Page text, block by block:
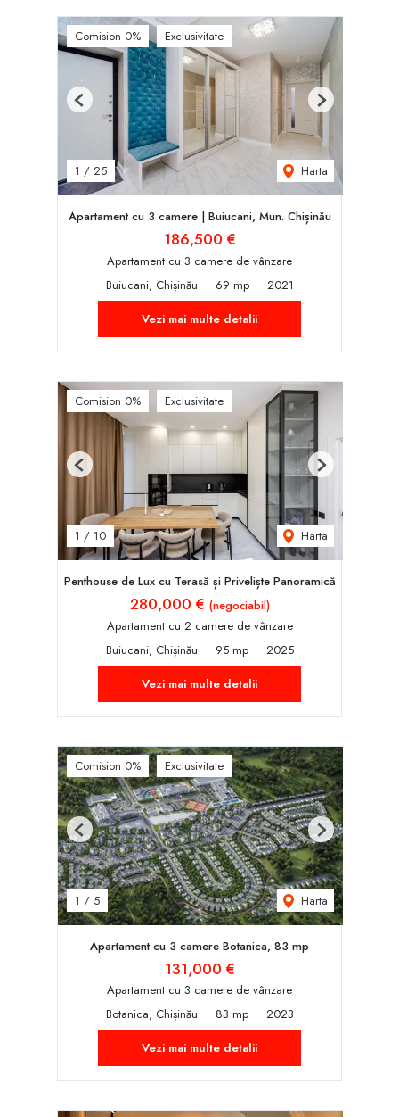
Comision 0% Exclusivitate
1 / 25 Harta
Previous Next
Apartament cu 3 camere | Buiucani, Mun. Chișinău
186,500 €
Apartament cu 3 camere de vânzare
Buiucani, Chișinău
69 mp
2021
Vezi mai multe detalii
Comision 0% Exclusivitate
1 / 10 Harta
Previous Next
Penthouse de Lux cu Terasă și Priveliște Panoramică
280,000 € (negociabil)
Apartament cu 2 camere de vânzare
Buiucani, Chișinău
95 mp
2025
Vezi mai multe detalii
Comision 0% Exclusivitate
1 / 5 Harta
Previous Next
Apartament cu 3 camere Botanica, 83 mp
131,000 €
Apartament cu 3 camere de vânzare
Botanica, Chișinău
83 mp
2023
Vezi mai multe detalii